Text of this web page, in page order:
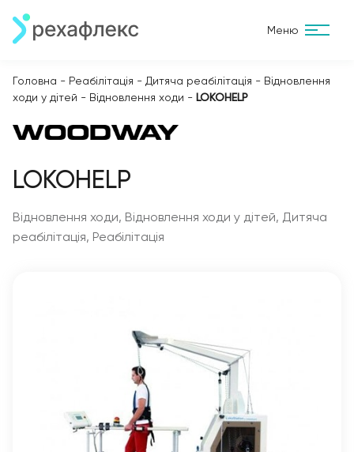
Меню
Головна - Реабілітація - Дитяча реабілітація - Відновлення
ходи у дітей - Відновлення ходи - LOKOHELP
LOKOHELP
Відновлення ходи, Відновлення ходи у дітей, Дитяча
реабілітація, Реабілітація